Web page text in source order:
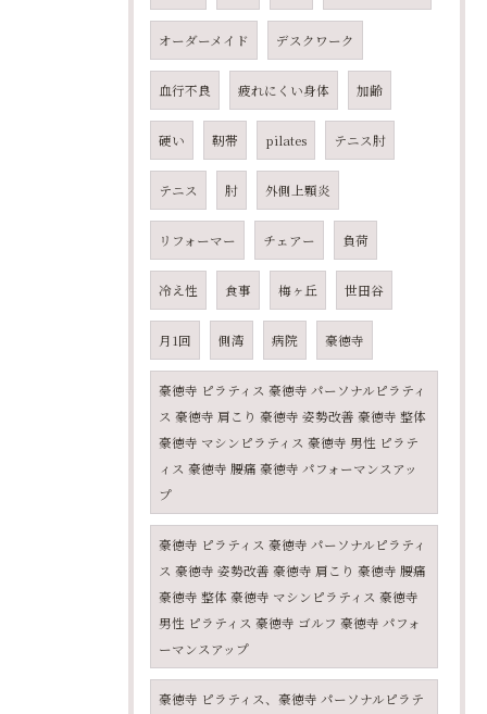
オーダーメイド デスクワーク
血行不良 疲れにくい身体 加齢
硬い 靭帯 pilates テニス肘
テニス 肘 外側上顆炎
リフォーマー チェアー 負荷
冷え性 食事 梅ヶ丘 世田谷
月1回 側湾 病院 豪徳寺
豪徳寺 ピラティス 豪徳寺 パーソナルピラティ
ス 豪徳寺 肩こり 豪徳寺 姿勢改善 豪徳寺 整体
豪徳寺 マシンピラティス 豪徳寺 男性 ピラテ
ィス 豪徳寺 腰痛 豪徳寺 パフォーマンスアッ
プ
豪徳寺 ピラティス 豪徳寺 パーソナルピラティ
ス 豪徳寺 姿勢改善 豪徳寺 肩こり 豪徳寺 腰痛
豪徳寺 整体 豪徳寺 マシンピラティス 豪徳寺
男性 ピラティス 豪徳寺 ゴルフ 豪徳寺 パフォ
ーマンスアップ
豪徳寺 ピラティス、豪徳寺 パーソナルピラテ